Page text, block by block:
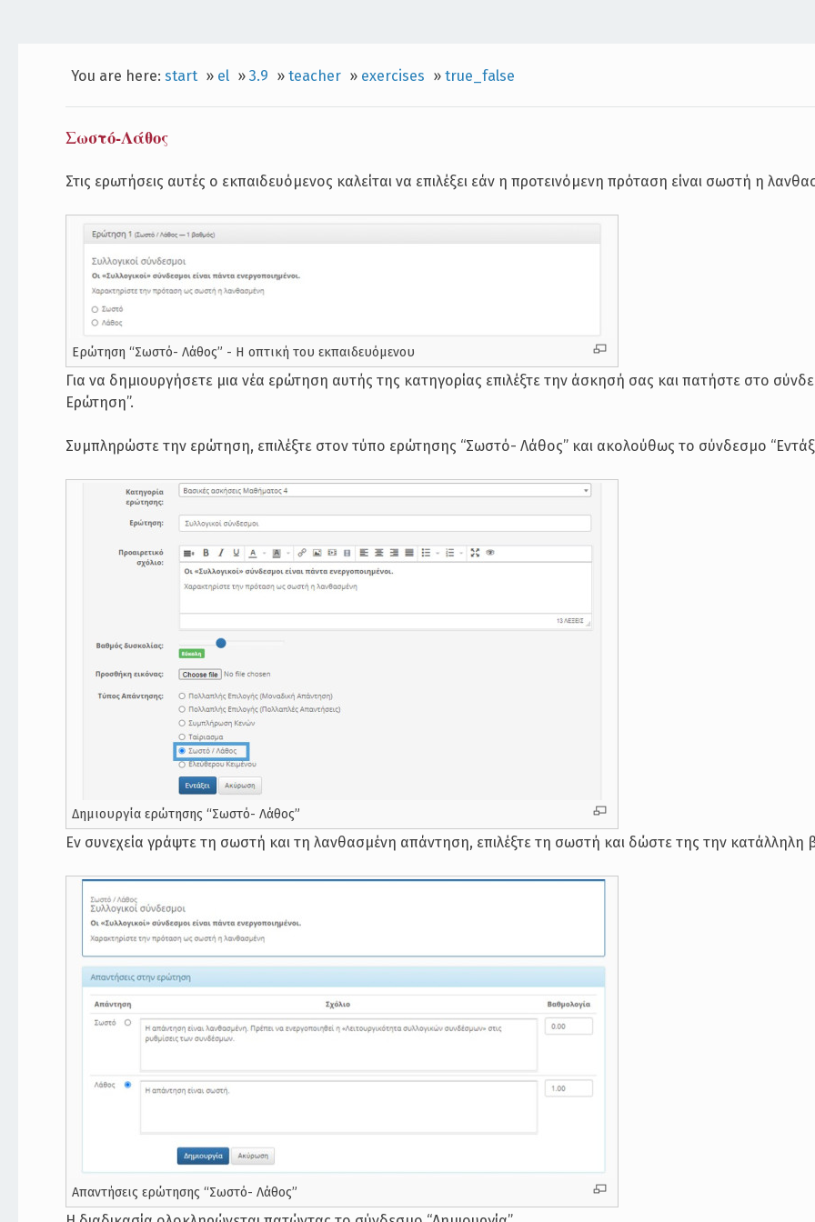
You are here: start » el » 3.9 » teacher » exercises » true_false
Σωστό-Λάθος
Στις ερωτήσεις αυτές ο εκπαιδευόμενος καλείται να επιλέξει εάν η προτεινόμενη πρόταση είναι σωστή η
Eρώτηση “Σωστό- Λάθος” - Η οπτική του εκπαιδευόμενου
Για να δημιουργήσετε μια νέα ερώτηση αυτής της κατηγορίας επιλέξτε την άσκησή σας και πατήστε στο
Ερώτηση”.
Συμπληρώστε την ερώτηση, επιλέξτε στον τύπο ερώτησης “Σωστό- Λάθος” και ακολούθως το σύνδεσμο
Δημιουργία ερώτησης “Σωστό- Λάθος”
Εν συνεχεία γράψτε τη σωστή και τη λανθασμένη απάντηση, επιλέξτε τη σωστή και δώστε της την κατάλληλη
Απαντήσεις ερώτησης “Σωστό- Λάθος”